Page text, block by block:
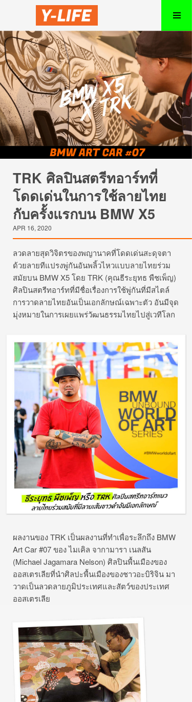
TRK ศิลปินสตรีทอาร์ทที่
โดดเด่นในการใช้ลายไทย
กับครั้งแรกบน BMW X5
APR 16, 2020
ลวดลายสุดวิจิตรของพญานาคที่โดดเด่นสะดุจตา
ด้วยลายทีแปรงพู่กันอันพลิ้วไหวแบบลายไทยร่วม
สมัยบน BMW X5 โดย TRK (คุณธีระยุทธ พืชเพ็ญ)
ศิลปินสตรีทอาร์ทที่มีชื่อเรื่องการใช้พู่กันที่มีสไตล์
การวาดลายไทยอันเป็นเอกลักษณ์เฉพาะตัว อันมีจุด
มุ่งหมายในการเผยแพร่วัฒนธรรมไทยไปสู่เวทีโลก
ผลงานของ TRK เป็นผลงานที่ทำเพื่อระลึกถึง BMW
Art Car #07 ของ ไมเคิล จากามารา เนลสัน
(Michael Jagamara Nelson) ศิลปินพื้นเมืองของ
ออสเตรเลียที่นำศิลปะพื้นเมืองของชาวอะบิริจิน มา
วาดเป็นลวดลายภูมิประเทศและสัตว์ของประเทศ
ออสเตรเลีย